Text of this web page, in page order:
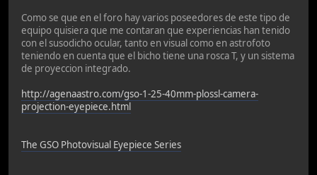
Como se que en el foro hay varios poseedores de este tipo de
equipo quisiera que me contaran que experiencias han tenido
con el susodicho ocular, tanto en visual como en astrofoto
teniendo en cuenta que el bicho tiene una rosca T, y un sistema
de proyeccion integrado.
http://agenaastro.com/gso-1-25-40mm-plossl-camera-
projection-eyepiece.html
The GSO Photovisual Eyepiece Series